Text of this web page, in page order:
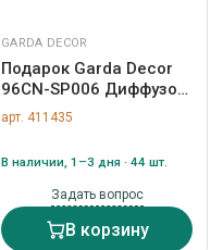
GARDA DECOR
Подарок Garda Decor
96CN-SP006 Диффузор
Летний розовый
(Summer Posy pink),
de vie) 2*5 мл арт.
96CN-SP006
арт. 411435
В наличии, 1–3 дня · 44 шт.
Задать вопрос
В корзину